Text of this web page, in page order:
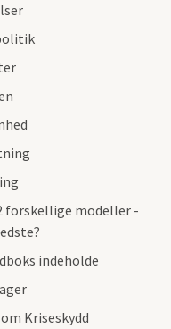
forskellige modeller -
indeholde
Kriseskydd